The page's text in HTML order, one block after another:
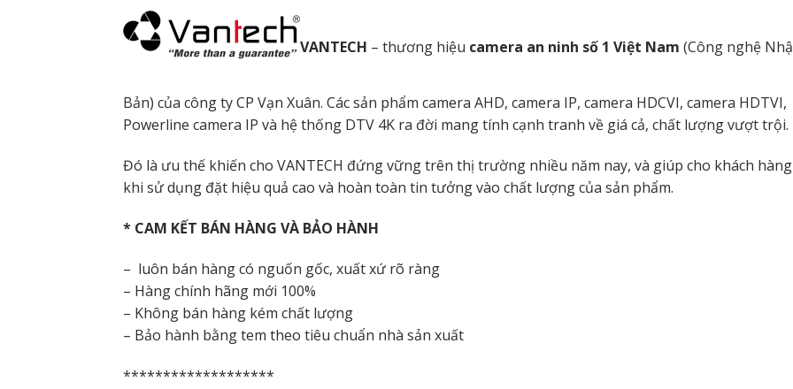
VANTECH – thương hiệu camera an ninh số 1 Việt Nam (Công nghệ
Bản) của công ty CP Vạn Xuân. Các sản phẩm camera AHD, camera IP, camera HDCVI, camera HDTVI,
Powerline camera IP và hệ thống DTV 4K ra đời mang tính cạnh tranh về giá cả, chất lượng vượt trội.
Đó là ưu thế khiến cho VANTECH đứng vững trên thị trường nhiều năm nay, và giúp cho khách hàng
khi sử dụng đặt hiệu quả cao và hoàn toàn tin tưởng vào chất lượng của sản phẩm.
* CAM KẾT BÁN HÀNG VÀ BẢO HÀNH
– luôn bán hàng có nguốn gốc, xuất xứ rõ ràng
– Hàng chính hãng mới 100%
– Không bán hàng kém chất lượng
– Bảo hành bằng tem theo tiêu chuẩn nhà sản xuất
*******************